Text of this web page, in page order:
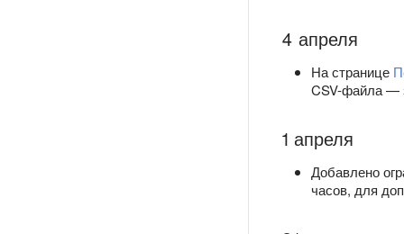
4 апреля
На странице
CSV-файла —
1 апреля
Добавлено
часов, для